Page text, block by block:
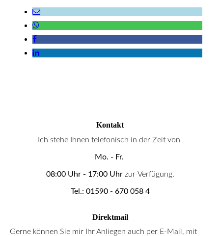
Kontakt
Ich stehe Ihnen telefonisch in der Zeit von
Mo. - Fr.
08:00 Uhr - 17:00 Uhrzur Verfügung.
Tel.: 01590 - 670 058 4
Direktmail
Gerne können Sie mir Ihr Anliegen auch per E-Mail, mit